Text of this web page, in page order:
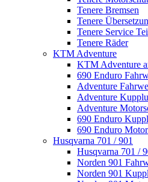
Tenere Bremsen
Tenere
Tenere Service
Tenere Räder
KTM Adventure
KTM Adventure
690 Enduro
Adventure
Adventure
Adventure
690 Enduro
690 Enduro
Husqvarna 701 / 901
Husqvarna 701 /
Norden 901
Norden 901